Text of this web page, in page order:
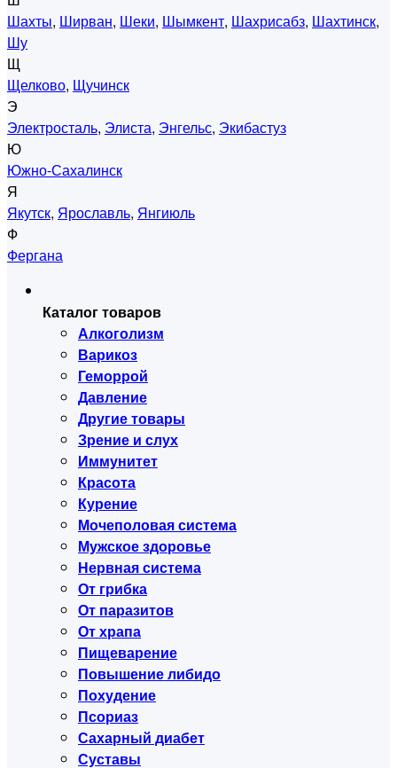
Шахты, Ширван, Шеки, Шымкент, Шахрисабз, Шахтинск,
Шу
Щ
Щелково, Щучинск
Э
Электросталь, Элиста, Энгельс, Экибастуз
Ю
Южно-Сахалинск
Я
Якутск, Ярославль, Янгиюль
Ф
Фергана
Каталог товаров
Алкоголизм
Варикоз
Геморрой
Давление
Другие товары
Зрение и слух
Иммунитет
Красота
Курение
Мочеполовая система
Мужское здоровье
Нервная система
От грибка
От паразитов
От храпа
Пищеварение
Повышение либидо
Похудение
Псориаз
Сахарный диабет
Суставы